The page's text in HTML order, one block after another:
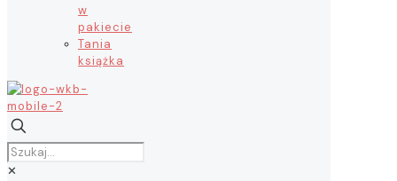
w
pakiecie
Tania
książka
✕